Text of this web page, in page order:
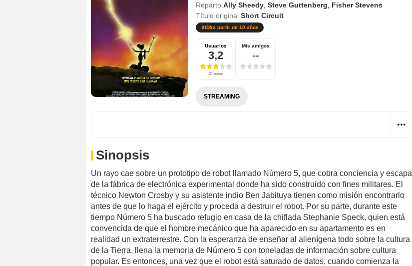
Reparto Ally Sheedy Steve Guttenberg
Fisher Stevens
Título original Short Circuit
a partir de 10 años
Usuarios
3,2
21 notas
Mis amigos
--
STREAMING
Sinopsis
Un rayo cae sobre un prototipo de robot llamado Número 5, que cobra conciencia y escapa
de la fábrica de electrónica experimental donde ha sido construido con fines militares. El
técnico Newton Crosby y su asistente indio Ben Jabituya tienen como misión encontrarlo
antes de que lo haga el ejército y proceda a destruir el robot. Por su parte, durante este
tiempo Número 5 ha buscado refugio en casa de la chiflada Stephanie Speck, quien está
convencida de que el hombre mecánico que ha aparecido en su apartamento es en
realidad un extraterrestre. Con la esperanza de enseñar al alienígena todo sobre la cultura
de la Tierra, llena la memoria de Número 5 con toneladas de información sobre cultura
popular. Es entonces, una vez que el robot está saturado de datos, cuando comienza la